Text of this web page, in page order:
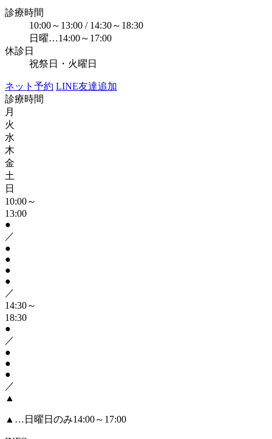
診療時間
10:00～13:00 / 14:30～18:30
日曜…14:00～17:00
休診日
祝祭日・火曜日
ネット予約 LINE友達追加
診療時間
月
火
水
木
金
土
日
10:00～
13:00
●
／
●
●
●
●
／
14:30～
18:30
●
／
●
●
●
／
▲
▲ …日曜日のみ14:00～17:00